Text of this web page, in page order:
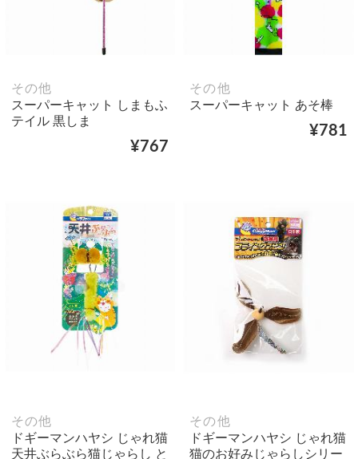
その他
スーパーキャット しまもふ
テイル 黒しま
¥767
その他
スーパーキャット あそ棒
¥781
その他
ドギーマンハヤシ じゃれ猫
天井ぶらぶら猫じゃらし と
その他
ドギーマンハヤシ じゃれ猫
猫のお好みじゃらしシリー